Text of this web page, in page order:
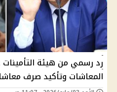
رد رسمي من هيئة
المعاشات وتأكيد صرف